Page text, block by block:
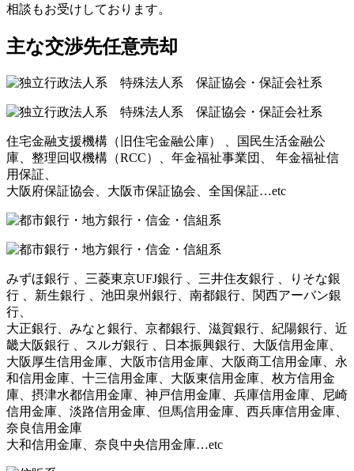
相談もお受けしております。
主な交渉先任意売却
住宅金融支援機構（旧住宅金融公庫） 、国民生活金融公
庫、整理回収機構（RCC）、年金福祉事業団、 年金福祉信
用保証、
大阪府保証協会、大阪市保証協会、全国保証…etc
みずほ銀行 、三菱東京UFJ銀行 、三井住友銀行 、りそな銀
行 、新生銀行 、池田泉州銀行、南都銀行、関西アーバン銀
行、
大正銀行、みなと銀行、京都銀行、滋賀銀行、紀陽銀行、近
畿大阪銀行 、スルガ銀行 、日本振興銀行、大阪信用金庫、
大阪厚生信用金庫、大阪市信用金庫、大阪商工信用金庫、永
和信用金庫、十三信用金庫、大阪東信用金庫、枚方信用金
庫、摂津水都信用金庫、神戸信用金庫、兵庫信用金庫、尼崎
信用金庫、淡路信用金庫、但馬信用金庫、西兵庫信用金庫、
奈良信用金庫
大和信用金庫、奈良中央信用金庫…etc